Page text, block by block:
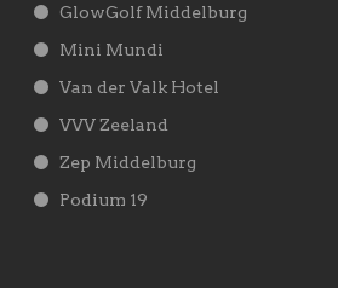
GlowGolf Middelburg
Mini Mundi
Van der Valk Hotel
VVV Zeeland
Zep Middelburg
Podium 19